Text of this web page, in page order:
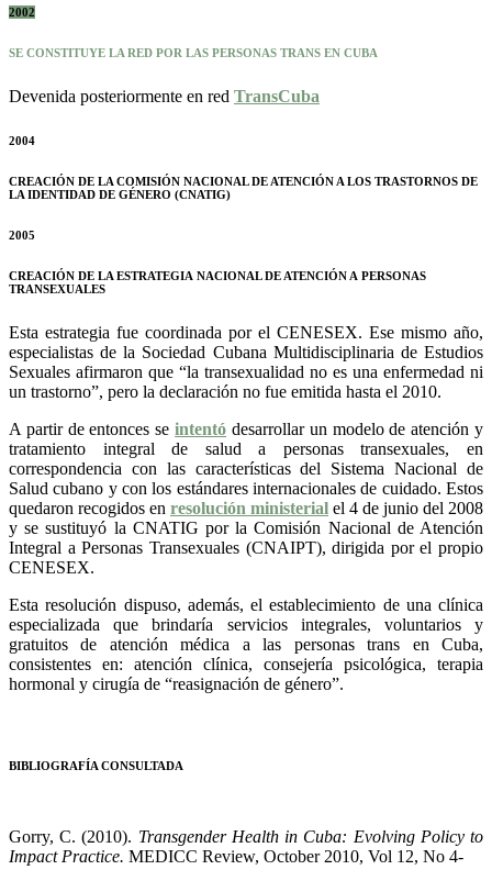
2002
SE CONSTITUYE LA RED POR LAS PERSONAS TRANS EN CUBA
Devenida posteriormente en red TransCuba
2004
CREACIÓN DE LA COMISIÓN NACIONAL DE ATENCIÓN A LOS TRASTORNOS DE
LA IDENTIDAD DE GÉNERO (CNATIG)
2005
CREACIÓN DE LA ESTRATEGIA NACIONAL DE ATENCIÓN A PERSONAS
TRANSEXUALES
Esta estrategia fue coordinada por el CENESEX. Ese mismo año,
especialistas de la Sociedad Cubana Multidisciplinaria de Estudios
Sexuales afirmaron que “la transexualidad no es una enfermedad ni
un trastorno”, pero la declaración no fue emitida hasta el 2010.
A partir de entonces seintentó desarrollar un modelo de atención y
tratamiento integral de salud a personas transexuales, en
correspondencia con las características del Sistema Nacional de
Salud cubano y con los estándares internacionales de cuidado. Estos
quedaron recogidos en resolución ministerial el 4 de junio del 2008
y se sustituyó la CNATIG por la Comisión Nacional de Atención
Integral a Personas Transexuales (CNAIPT), dirigida por el propio
CENESEX.
Esta resolución dispuso, además, el establecimiento de una clínica
especializada que brindaría servicios integrales, voluntarios y
gratuitos de atención médica a las personas trans en Cuba,
consistentes en: atención clínica, consejería psicológica, terapia
hormonal y cirugía de “reasignación de género”.
BIBLIOGRAFÍA CONSULTADA
Gorry, C. (2010). Transgender Health in Cuba: Evolving Policy to
Impact Practice. MEDICC Review, October 2010, Vol 12, No 4-